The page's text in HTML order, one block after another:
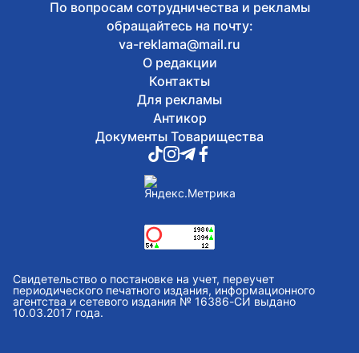
По вопросам сотрудничества и рекламы
обращайтесь на почту:
va-reklama@mail.ru
О редакции
Контакты
Для рекламы
Антикор
Документы Товарищества
Свидетельство о постановке на учет, переучет
периодического печатного издания, информационного
агентства и сетевого издания № 16386-СИ выдано
10.03.2017 года.